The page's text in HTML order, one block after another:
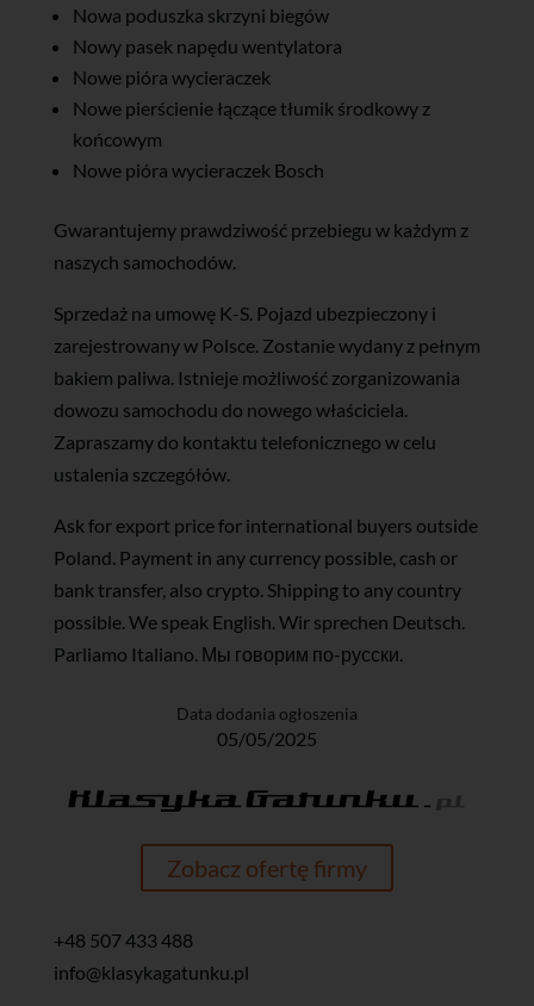
Nowa poduszka skrzyni biegów
Nowy pasek napędu wentylatora
Nowe pióra wycieraczek
Nowe pierścienie łączące tłumik środkowy z
końcowym
Nowe pióra wycieraczek Bosch
Gwarantujemy prawdziwość przebiegu w każdym z
naszych samochodów.
Sprzedaż na umowę K-S. Pojazd ubezpieczony i
zarejestrowany w Polsce. Zostanie wydany z pełnym
bakiem paliwa. Istnieje możliwość zorganizowania
dowozu samochodu do nowego właściciela.
Zapraszamy do kontaktu telefonicznego w celu
ustalenia szczegółów.
Ask for export price for international buyers outside
Poland. Payment in any currency possible, cash or
bank transfer, also crypto. Shipping to any country
possible. We speak English. Wir sprechen Deutsch.
Parliamo Italiano. Мы говорим по-русски.
Data dodania ogłoszenia
05/05/2025
Zobacz ofertę firmy
+48 507 433 488
info@klasykagatunku.pl